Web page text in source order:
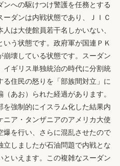
への駆けつけ警護を任務とする
ダンは内戦状態であり、ＪＩＣ
は大使館員若干名しかいない、
う状態です。政府軍が国連ＰＫ
崩壊している状態です。スーダン
イギリス単独統治の時代に分割統
住民の怒りを「部族間対立」に
あお）られた経過があります。
強制的にイスラム化した結果内
ア・タンザニアのアメリカ大使
を行い、さらに混乱させたので
しましたが石油問題で内戦とな
といえます。この複雑なスーダン